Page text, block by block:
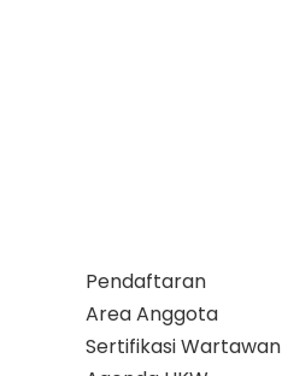
Pendaftaran
Area Anggota
Sertifikasi Wartawan